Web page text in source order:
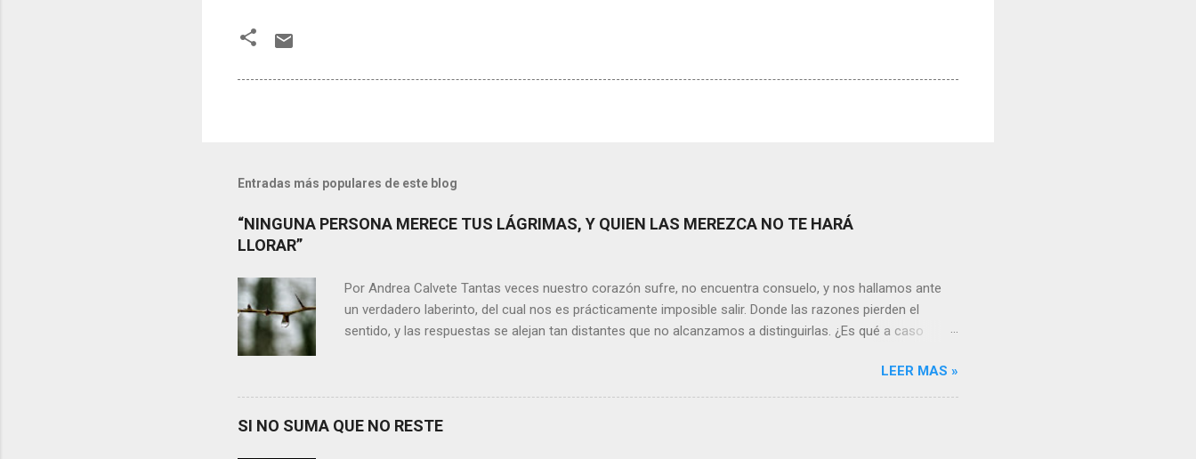
Entradas más populares de este blog
“NINGUNA PERSONA MERECE TUS LÁGRIMAS, Y QUIEN LAS MEREZCA NO TE HARÁ
LLORAR”
Por Andrea Calvete Tantas veces nuestro corazón sufre, no encuentra consuelo, y nos hallamos ante
un verdadero laberinto, del cual nos es prácticamente imposible salir. Donde las razones pierden el
sentido, y las respuestas se alejan tan distantes que no alcanzamos a distinguirlas. ¿Es qué a caso
conteste rápidamente que sí a esta pregunta. Por otra parte, si nos ponemos a pensar en algún
momento de la vida todos hemos sufrido por causa de una persona. Entonces ¿cómo encarar el dolor?
Si reflexionamos sobre la frase de Gabriel García Márquez que dice que “ninguna persona merece tus
LEER MAS »
SI NO SUMA QUE NO RESTE